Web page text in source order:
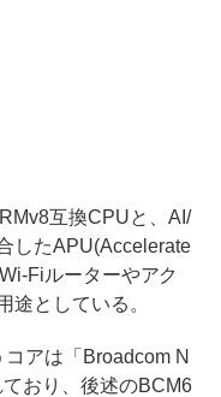
互換CPUと、AI/
したAPU(Accelerate
Fiルーターやアク
途としている。
アは「Broadcom N
おり、後述のBCM6